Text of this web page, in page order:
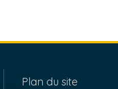
Plan du site